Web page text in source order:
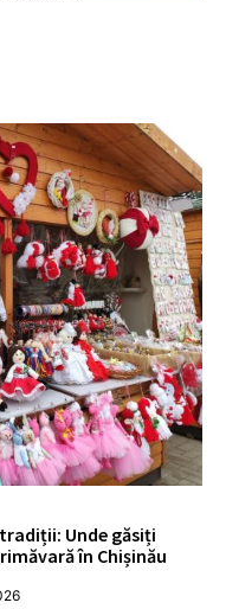
Unde găsiți
în Chișinău